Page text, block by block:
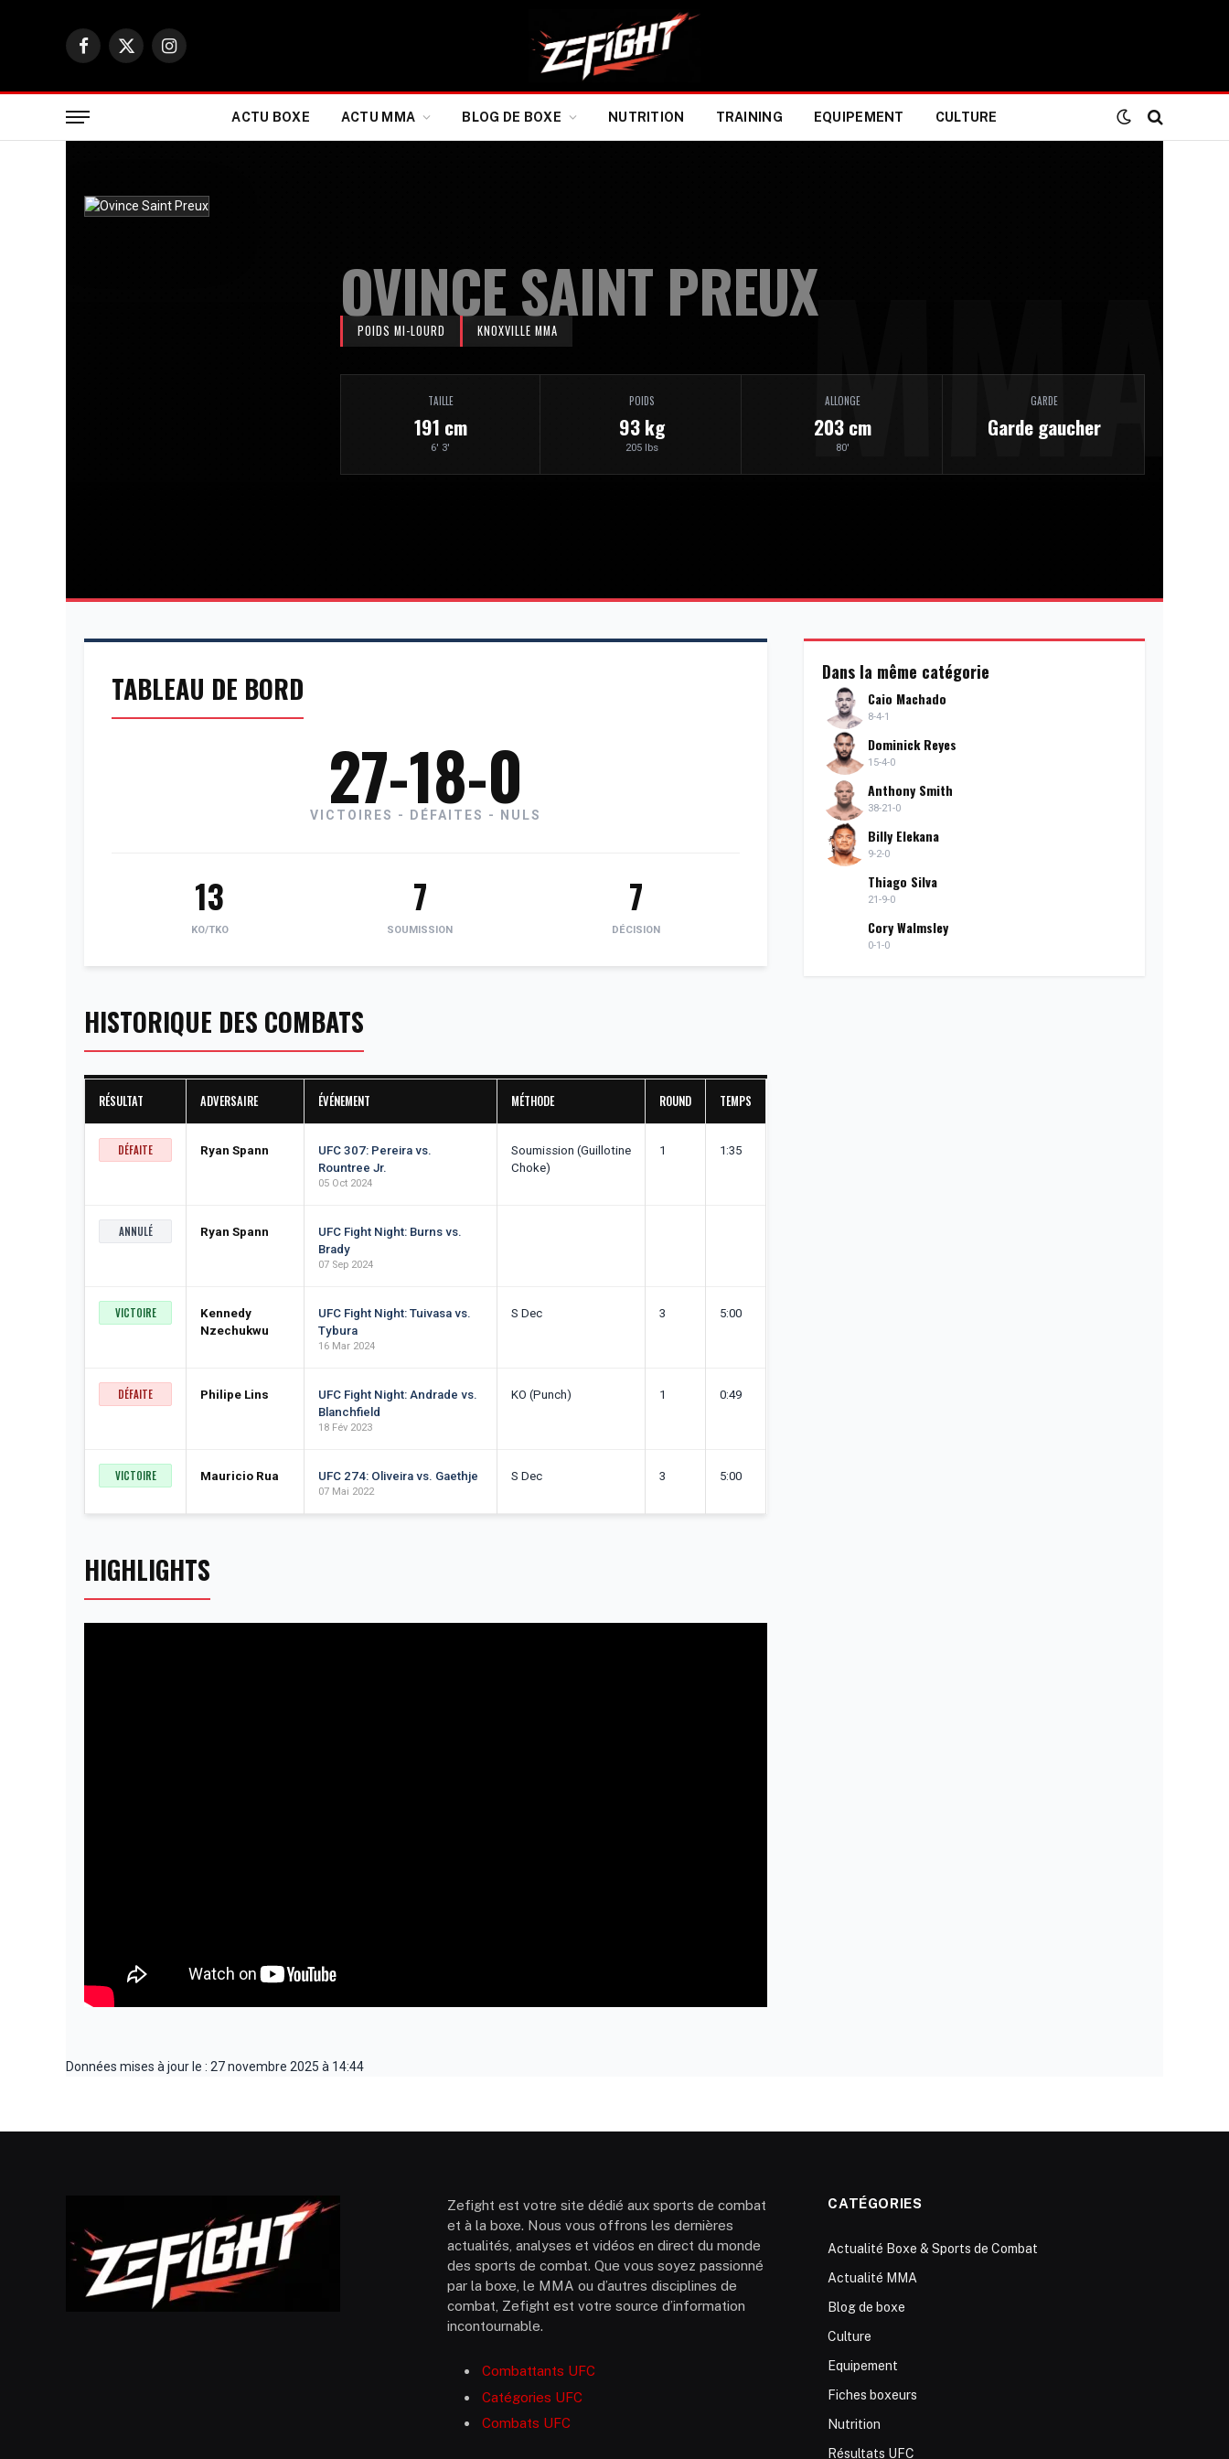
Facebook
X
Instagram
ACTU BOXE ACTU MMA BLOG DE BOXE NUTRITION TRAINING EQUIPEMENT CULTURE
OVINCE SAINT PREUX
POIDS MI-LOURD KNOXVILLE MMA
TAILLE
191 cm
6' 3'
POIDS
93 kg
205 lbs
ALLONGE
203 cm
80'
GARDE
Garde gaucher
TABLEAU DE BORD
27-18-0
VICTOIRES - DÉFAITES - NULS
13
KO/TKO
7
SOUMISSION
7
DÉCISION
HISTORIQUE DES COMBATS
RÉSULTAT ADVERSAIRE ÉVÉNEMENT MÉTHODE ROUND TEMPS
DÉFAITE Ryan Spann
UFC 307: Pereira vs.
Rountree Jr.
05 Oct 2024
Soumission (Guillotine
Choke)
1 1:35
ANNULÉ Ryan Spann
UFC Fight Night: Burns vs.
Brady
07 Sep 2024
VICTOIRE
Kennedy
Nzechukwu
UFC Fight Night: Tuivasa vs.
Tybura
16 Mar 2024
S Dec 3 5:00
DÉFAITE Philipe Lins
UFC Fight Night: Andrade vs.
Blanchfield
18 Fév 2023
KO (Punch) 1 0:49
VICTOIRE Mauricio Rua UFC 274: Oliveira vs. Gaethje
07 Mai 2022
S Dec 3 5:00
HIGHLIGHTS
Dans la même catégorie
Caio Machado
8-4-1
Dominick Reyes
15-4-0
Anthony Smith
38-21-0
Billy Elekana
9-2-0
Thiago Silva
21-9-0
Cory Walmsley
0-1-0
Données mises à jour le : 27 novembre 2025 à 14:44
Zefight est votre site dédié aux sports de combat
et à la boxe. Nous vous offrons les dernières
actualités, analyses et vidéos en direct du monde
des sports de combat. Que vous soyez passionné
par la boxe, le MMA ou d’autres disciplines de
combat, Zefight est votre source d’information
incontournable.
Combattants UFC
Catégories UFC
Combats UFC
CATÉGORIES
Actualité Boxe & Sports de Combat
Actualité MMA
Blog de boxe
Culture
Equipement
Fiches boxeurs
Nutrition
Résultats UFC